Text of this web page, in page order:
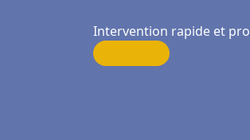
Intervention rapide et